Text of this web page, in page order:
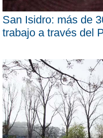
San Isidro: más de
trabajo a través del